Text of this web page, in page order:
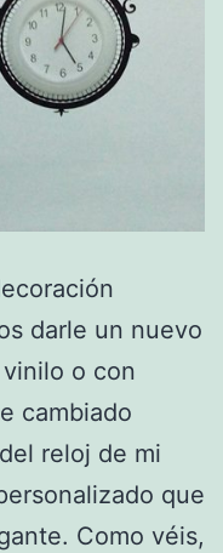
darle un nuevo
o con
cambiado
reloj de mi
que
Como véis,